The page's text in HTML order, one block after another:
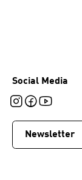
Social Media
Newsletter